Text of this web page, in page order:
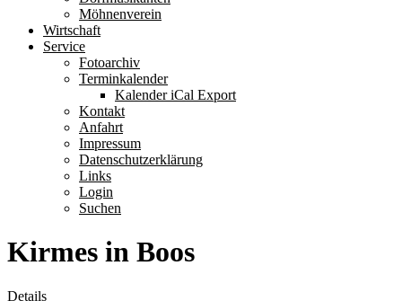
Möhnenverein
Wirtschaft
Service
Fotoarchiv
Terminkalender
Kalender iCal Export
Kontakt
Anfahrt
Impressum
Datenschutzerklärung
Links
Login
Suchen
Kirmes in Boos
Details